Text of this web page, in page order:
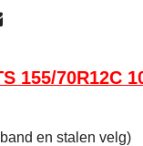
155/70R12C
en stalen velg)